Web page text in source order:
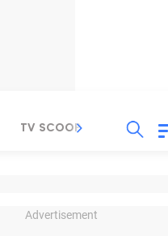
TV SCOOP LIRIK
Advertisement